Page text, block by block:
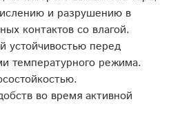
и разрушению в
контактов со влагой.
устойчивостью перед
температурного режима.
во время активной